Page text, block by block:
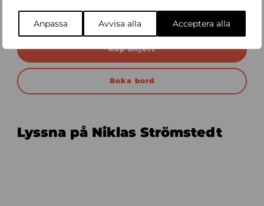
Anpassa Avvisa alla Acceptera alla
Köp biljett
Boka bord
Lyssna på Niklas Strömstedt